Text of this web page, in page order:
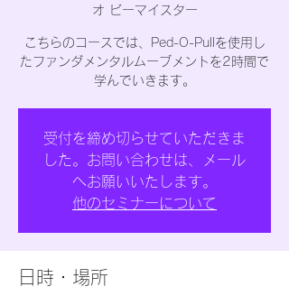
オ ビーマイスター
こちらのコースでは、Ped-O-Pullを使用し
たファンダメンタルムーブメントを2時間で
学んでいきます。
受付を締め切らせていただきま
した。お問い合わせは、メール
へお願いいたします。
他のセミナーについて
日時・場所